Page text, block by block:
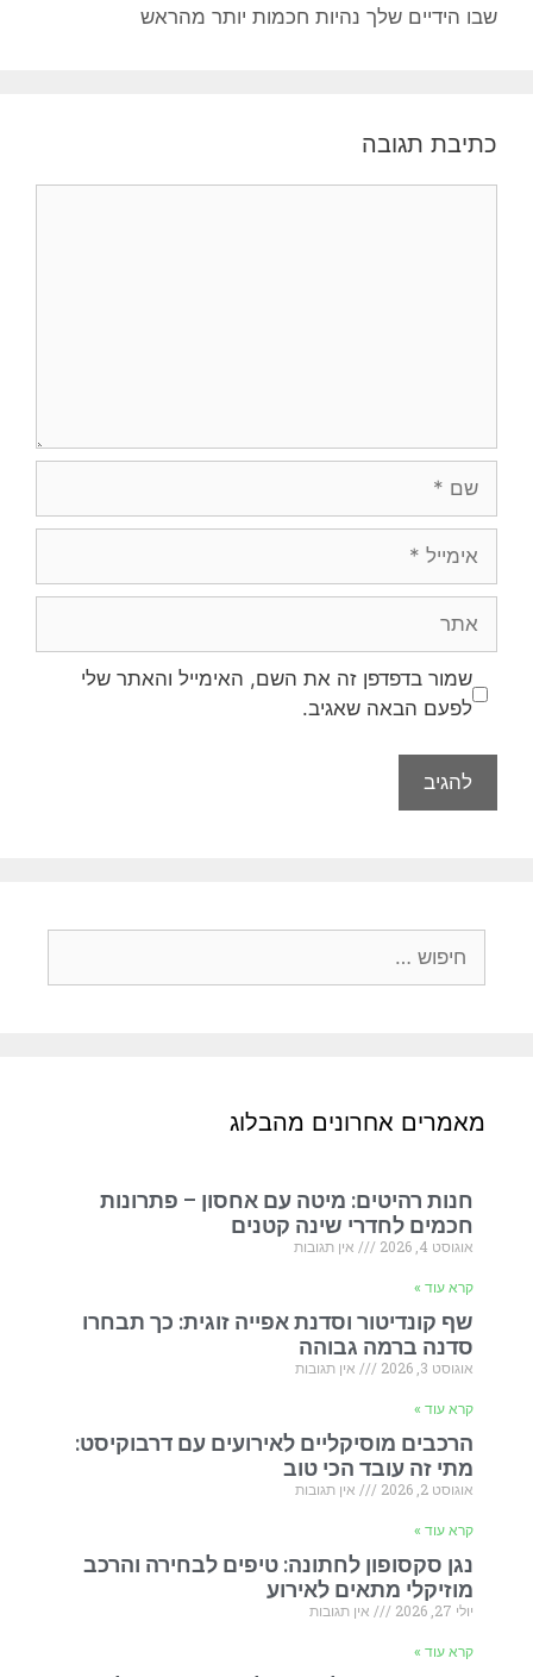
שבו הידיים שלך נהיות חכמות יותר מהראש
כתיבת תגובה
שמור בדפדפן זה את השם, האימייל והאתר שלי
לפעם הבאה שאגיב.
מאמרים אחרונים מהבלוג
חנות רהיטים: מיטה עם אחסון – פתרונות
חכמים לחדרי שינה קטנים
אוגוסט 4, 2026 אין תגובות
קרא עוד »
שף קונדיטור וסדנת אפייה זוגית: כך תבחרו
סדנה ברמה גבוהה
אוגוסט 3, 2026 אין תגובות
קרא עוד »
הרכבים מוסיקליים לאירועים עם דרבוקיסט:
מתי זה עובד הכי טוב
אוגוסט 2, 2026 אין תגובות
קרא עוד »
נגן סקסופון לחתונה: טיפים לבחירה והרכב
מוזיקלי מתאים לאירוע
יולי 27, 2026 אין תגובות
קרא עוד »